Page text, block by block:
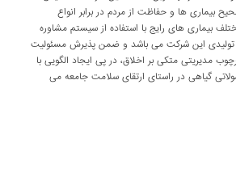
بیماری ها و حفاظت از مردم در برابر انواع
بیماری های رایج با استفاده از سیستم مشاوره
تولیدی این شرکت می باشد و ضمن پذیرش مسئولیت
مدیریتی متکی بر اخلاق، در پی ایجاد الگویی با
گیاهی در راستای ارتقای سلامت جامعه می